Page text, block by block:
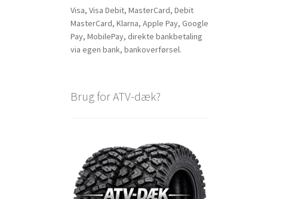
Visa, Visa Debit, MasterCard, Debit
MasterCard, Klarna, Apple Pay, Google
Pay, MobilePay, direkte bankbetaling
via egen bank, bankoverførsel.
Brug for ATV-dæk?